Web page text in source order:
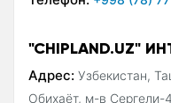
"CHIPLAND.UZ"
Адрес: Узбекистан,
Обихаёт, м-в Сергели-